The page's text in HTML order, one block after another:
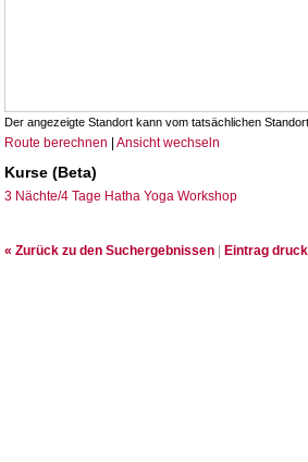
Der angezeigte Standort kann vom tatsächlichen
Route berechnen | Ansicht wechseln
Kurse (Beta)
3 Nächte/4 Tage Hatha Yoga Workshop
« Zurück zu den Suchergebnissen | Eintrag